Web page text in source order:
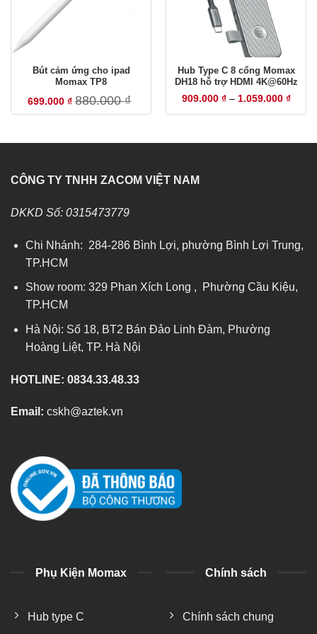
Số 18, BT2 Bán Đảo Linh Đàm, P. Hoàng Liệt, Hà Nội
UGREEN
EDIFIER · JISULIFE & các thương hiệu khác
TRUNG TÂM BẢO HÀNH
Số 21 Đào Duy Anh, P. Đức Nhuận, TP.HCM ·
T2–T7 · 8:00–12:00 & 13:30–17:30
Khu vực Hà Nội
0888 334 833
T2–T7 · 8:00–12:00 & 13:30–17:30
Xem thời hạn bảo hành theo thương hiệu
ZACOM Việt Nam — Nhà phân phối chính hãng
Bút cảm ứng cho ipad
Momax TP8
699.000₫ 880.000₫
Hub Type C 8 cổng Momax
DH18 hỗ trợ HDMI 4K@60Hz
909.000 ₫ – 1.059.000 ₫
từ
CÔNG TY TNHH ZACOM VIỆT NAM
DKKD Số: 0315473779
Chi Nhánh: 284-286 Bình Lợi, phường Bình Lợi Trung,
TP.HCM
Show room: 329 Phan Xích Long , Phường Cầu Kiệu,
TP.HCM
Hà Nội: Số 18, BT2 Bán Đảo Linh Đàm, Phường
Hoàng Liệt, TP. Hà Nội
HOTLINE: 0834.33.48.33
Email: cskh@aztek.vn
Phụ Kiện Momax
Hub type C
Chính sách
Chính sách chung